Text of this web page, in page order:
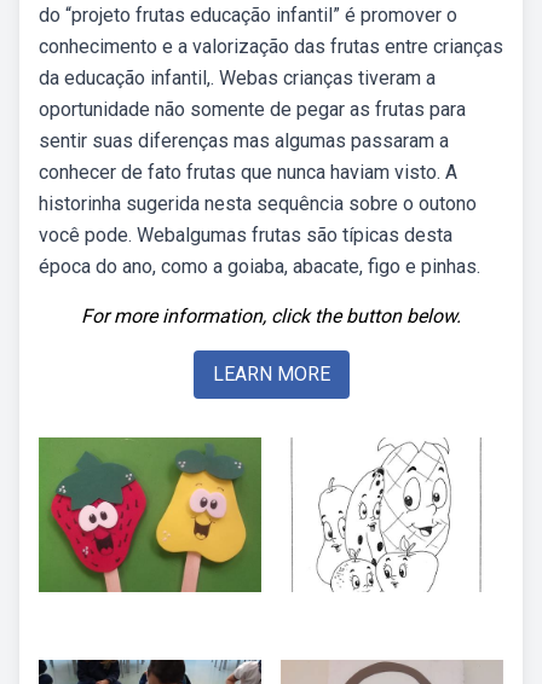
do “projeto frutas educação infantil” é promover o
conhecimento e a valorização das frutas entre crianças
da educação infantil,. Webas crianças tiveram a
oportunidade não somente de pegar as frutas para
sentir suas diferenças mas algumas passaram a
conhecer de fato frutas que nunca haviam visto. A
historinha sugerida nesta sequência sobre o outono
você pode. Webalgumas frutas são típicas desta
época do ano, como a goiaba, abacate, figo e pinhas.
For more information, click the button below.
LEARN MORE